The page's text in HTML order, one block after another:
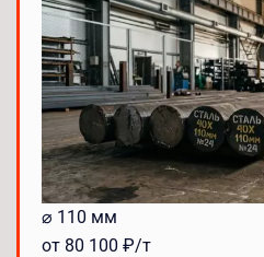
⌀ 110 мм
от 80 100 ₽/т